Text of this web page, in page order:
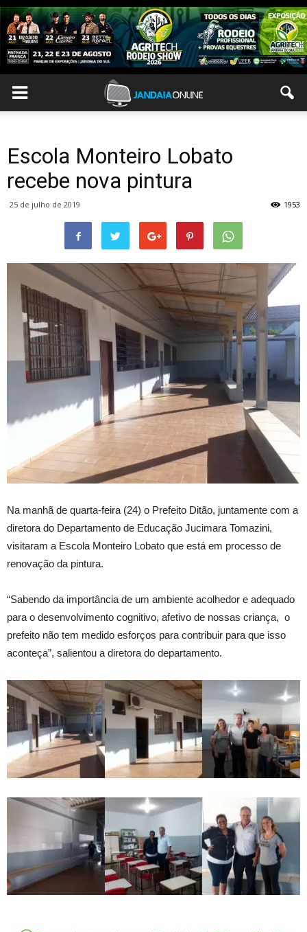
Escola Monteiro Lobato
recebe nova pintura
25 de julho de 2019 1953
Na manhã de quarta-feira (24) o Prefeito Ditão, juntamente com a
diretora do Departamento de Educação Jucimara Tomazini,
visitaram a Escola Monteiro Lobato que está em processo de
renovação da pintura.
“Sabendo da importância de um ambiente acolhedor e adequado
para o desenvolvimento cognitivo, afetivo de nossas criança, o
prefeito não tem medido esforços para contribuir para que isso
aconteça”, salientou a diretora do departamento.